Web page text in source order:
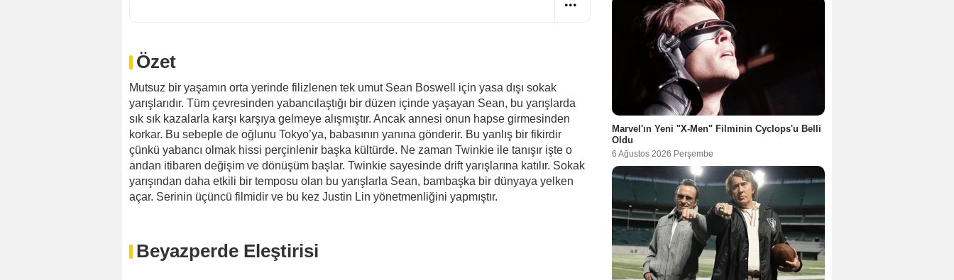
Özet
Mutsuz bir yaşamın orta yerinde filizlenen tek umut Sean Boswell için yasa dışı sokak
yarışlarıdır. Tüm çevresinden yabancılaştığı bir düzen içinde yaşayan Sean, bu yarışlarda
sık sık kazalarla karşı karşıya gelmeye alışmıştır. Ancak annesi onun hapse girmesinden
korkar. Bu sebeple de oğlunu Tokyo’ya, babasının yanına gönderir. Bu yanlış bir fikirdir
çünkü yabancı olmak hissi perçinlenir başka kültürde. Ne zaman Twinkie ile tanışır işte o
andan itibaren değişim ve dönüşüm başlar. Twinkie sayesinde drift yarışlarına katılır. Sokak
yarışından daha etkili bir temposu olan bu yarışlarla Sean, bambaşka bir dünyaya yelken
açar. Serinin üçüncü filmidir ve bu kez Justin Lin yönetmenliğini yapmıştır.
Beyazperde Eleştirisi
Marvel'ın Yeni "X-Men" Filminin Cyclops'u Belli
Oldu
6 Ağustos 2026 Perşembe